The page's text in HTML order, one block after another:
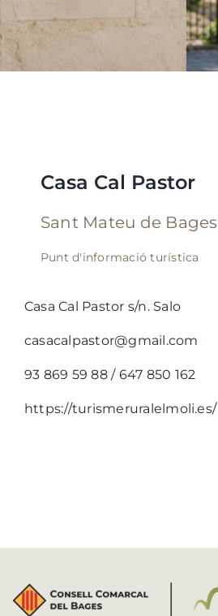
Casa Cal Pastor
Sant Mateu de Bages
Punt d'informació turística
Casa Cal Pastor s/n. Salo
casacalpastor@gmail.com
93 869 59 88 / 647 850 162
https://turismeruralelmoli.es/